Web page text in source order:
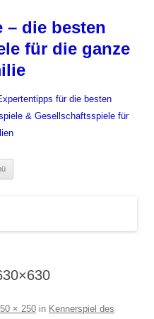
– die besten
für die ganze
für die besten
& Gesellschaftsspiele für
× 250 in Kennerspiel des